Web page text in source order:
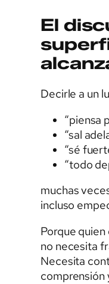
El
Decirle a un
“piensa
“sal
“sé
“todo
muchas
incluso
Porque
no necesita
Necesita
comprensión